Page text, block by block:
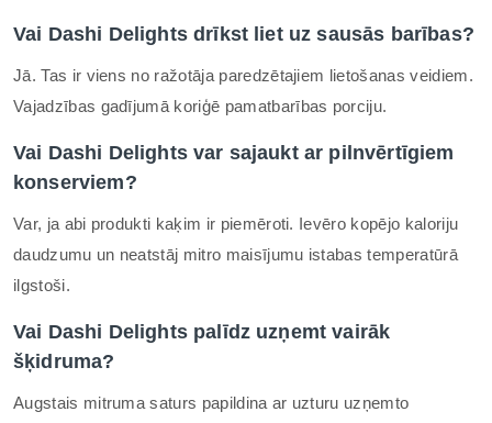
Vai Dashi Delights drīkst liet uz sausās barības?
Jā. Tas ir viens no ražotāja paredzētajiem lietošanas veidiem.
Vajadzības gadījumā koriģē pamatbarības porciju.
Vai Dashi Delights var sajaukt ar pilnvērtīgiem
konserviem?
Var, ja abi produkti kaķim ir piemēroti. Ievēro kopējo kaloriju
daudzumu un neatstāj mitro maisījumu istabas temperatūrā
ilgstoši.
Vai Dashi Delights palīdz uzņemt vairāk
šķidruma?
Augstais mitruma saturs papildina ar uzturu uzņemto